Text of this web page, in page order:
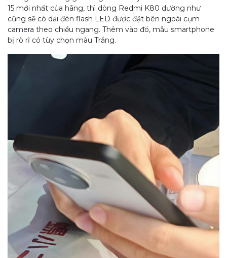
15 mới nhất của hãng, thì dòng Redmi K80 dường như
cũng sẽ có dải đèn flash LED được đặt bên ngoài cụm
camera theo chiều ngang. Thêm vào đó, mẫu smartphone
bị rò rỉ có tùy chọn màu Trắng.